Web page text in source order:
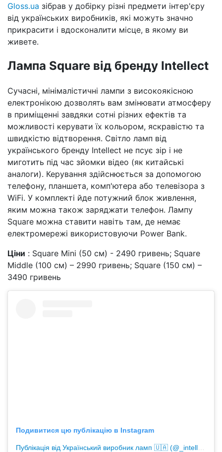
Gloss.ua зібрав у добірку різні предмети інтер'єру
від українських виробників, які можуть значно
прикрасити і вдосконалити місце, в якому ви
живете.
Лампа Square від бренду Intellect
Сучасні, мінімалістичні лампи з високоякісною
електронікою дозволять вам змінювати атмосферу
в приміщенні завдяки сотні різних ефектів та
можливості керувати їх кольором, яскравістю та
швидкістю відтворення. Світло ламп від
українського бренду Intellect не псує зір і не
миготить під час зйомки відео (як китайські
аналоги). Керування здійснюється за допомогою
телефону, планшета, комп'ютера або телевізора з
WiFi. У комплекті йде потужний блок живлення,
яким можна також заряджати телефон. Лампу
Square можна ставити навіть там, де немає
електромережі використовуючи Power Bank.
Ціни : Square Mini (50 см) - 2490 гривень; Square
Middle (100 см) – 2990 гривень; Square (150 см) –
3490 гривень
Подивитися цю публікацію в Instagram
Публікація від Український виробник ламп 🇺🇦 (@_intellect_ua_)